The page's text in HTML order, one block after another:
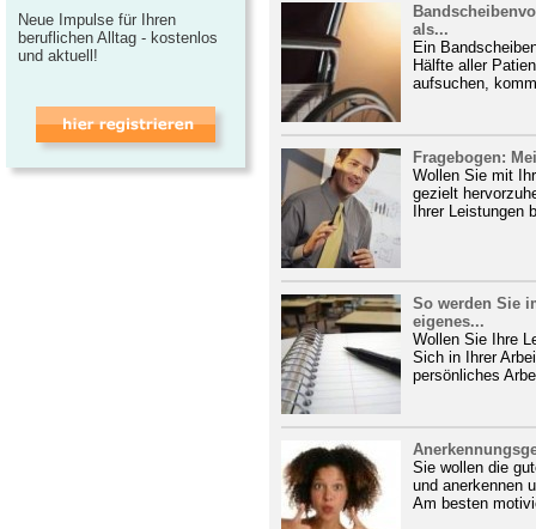
als...
Ein
Hälfte aller
aufsuchen,
Fragebogen:
Wollen Sie mit
gezielt
Ihrer Leistungen
So werden Sie
eigenes...
Wollen Sie Ihre
Sich in Ihrer
persönliches
Sie wollen die
und anerkennen
Am besten
Neue Impulse für Ihren
beruflichen Alltag - kostenlos
und aktuell!